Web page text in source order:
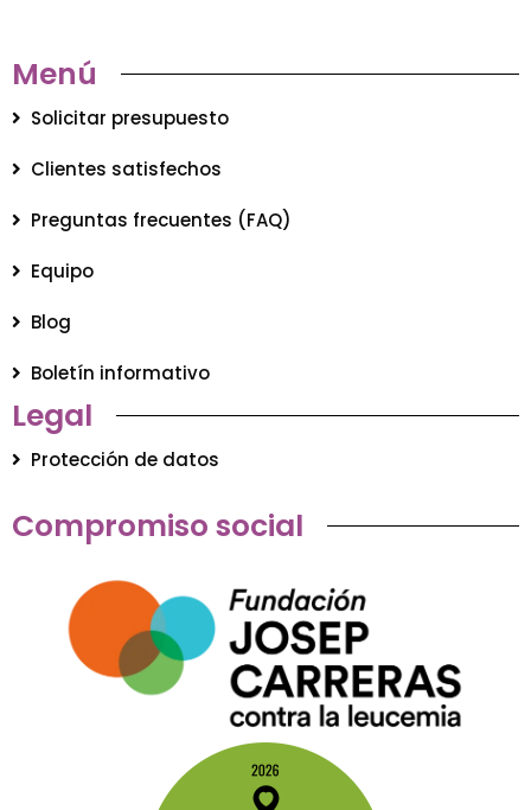
Menú
Solicitar presupuesto
Clientes satisfechos
Preguntas frecuentes (FAQ)
Equipo
Blog
Boletín informativo
Legal
Protección de datos
Compromiso social